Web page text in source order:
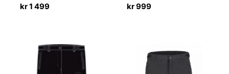
kr1 499 kr999